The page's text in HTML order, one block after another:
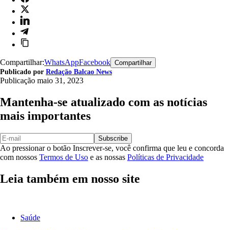
Compartilhar:WhatsAppFacebook Compartilhar
Publicado por Redação Balcao News
Publicação maio 31, 2023
Mantenha-se atualizado com as notícias
mais importantes
Subscribe
Ao pressionar o botão Inscrever-se, você confirma que leu e concorda
com nossos Termos de Uso e as nossas Políticas de Privacidade
Leia também em nosso site
Saúde